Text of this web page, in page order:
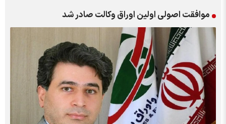
موافقت اصولی اولین اوراق وکالت صادر شد